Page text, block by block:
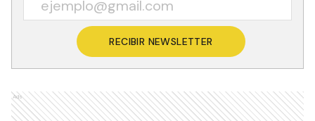
RECIBIR NEWSLETTER
Ads